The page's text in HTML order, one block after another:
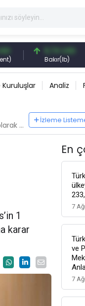
6,74 USD
Bakır(lb)
Analiz
atadı
İzleme
1
karar
En
7
ve
7